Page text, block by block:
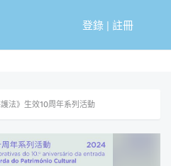
登錄| 註冊
護法》生效10周年系列活動